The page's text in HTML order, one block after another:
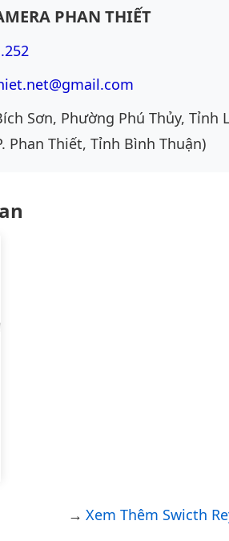
PHAN THIẾT
Sơn, Phường Phú Thủy,
Phan Thiết, Tỉnh Bình Thuận)
Xem Thêm Swicth